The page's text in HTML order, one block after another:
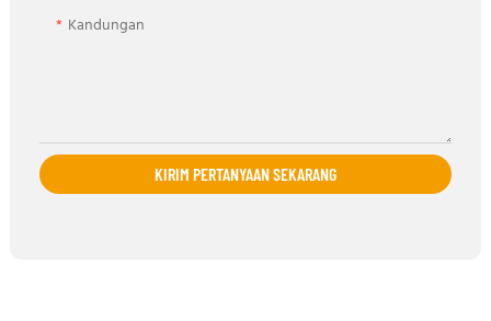
Kandungan
KIRIM PERTANYAAN SEKARANG